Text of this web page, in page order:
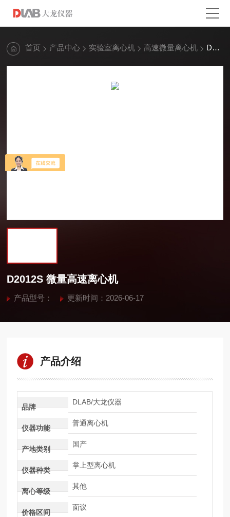
首页 产品中心 实验室离心机 高速微量离心机 D2012S 微量高速离心机
D2012S 微量高速离心机
产品型号： 更新时间：2026-06-17
产品介绍
品牌
DLAB/大龙仪器
仪器功能
普通离心机
产地类别
国产
仪器种类
掌上型离心机
离心等级
其他
价格区间
面议